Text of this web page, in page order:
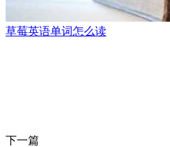
草莓英语单词怎么读
下一篇